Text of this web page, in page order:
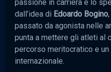
passione in carriera e lo
dall’idea di Edoardo Bogino
passato da agonista nelle
punta a mettere gli atleti al
percorso meritocratico e
internazionale.